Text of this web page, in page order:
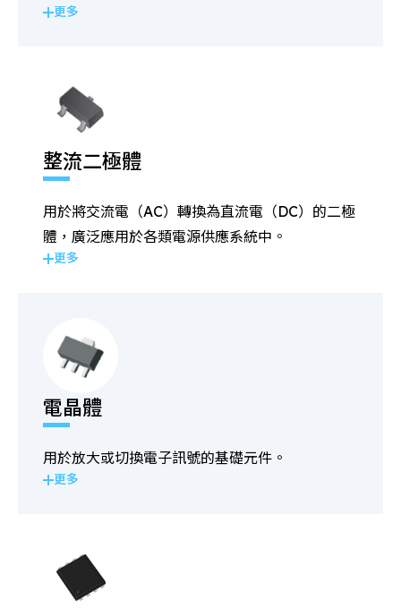
更多
整流二極體
用於將交流電（AC）轉換為直流電（DC）的二極
體，廣泛應用於各類電源供應系統中。
更多
電晶體
用於放大或切換電子訊號的基礎元件。
更多